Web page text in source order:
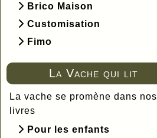
Brico Maison
Customisation
Fimo
La Vache qui lit
La vache se promène dans nos
livres
Pour les enfants